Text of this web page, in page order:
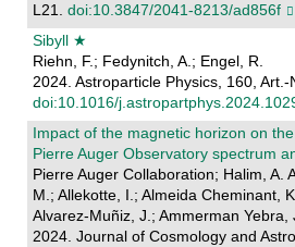
L21. doi:10.3847/2041-8213/ad856f
Sibyll ★
Riehn, F.; Fedynitch, A.; Engel, R.
2024. Astroparticle Physics, 160, Art.-
doi:10.1016/
Impact of the magnetic horizon on
Pierre Auger Observatory spectrum
Pierre Auger Collaboration; Halim, A.
M.; Allekotte, I.; Almeida Cheminant,
Alvarez-Muñiz, J.; Ammerman Yebra,
2024. Journal of Cosmology and